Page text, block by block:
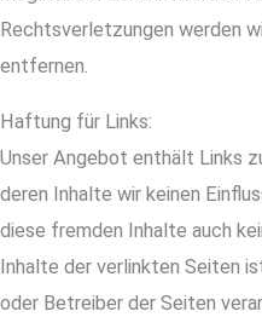
Rechtsverletzungen werden
entfernen.
Haftung für Links:
Unser Angebot enthält Links
deren Inhalte wir keinen
diese fremden Inhalte auch
Inhalte der verlinkten Seiten
oder Betreiber der Seiten